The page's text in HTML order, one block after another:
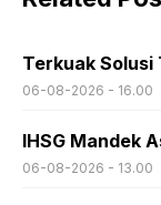
Terkuak Solusi
06-08-2026 - 16.00
IHSG Mandek
06-08-2026 - 13.00